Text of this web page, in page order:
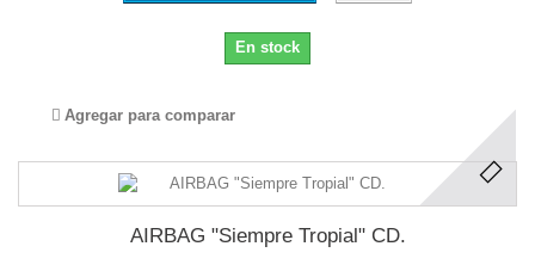
En stock
Agregar para comparar
AIRBAG "Siempre Tropial" CD.